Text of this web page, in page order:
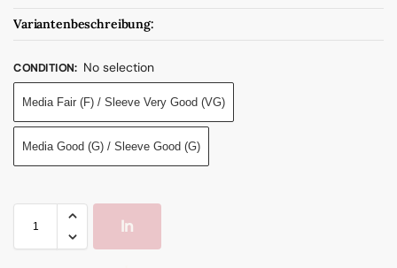
Variantenbeschreibung:
CONDITION: No selection
Media Fair (F) / Sleeve Very Good (VG)
Media Good (G) / Sleeve Good (G)
In